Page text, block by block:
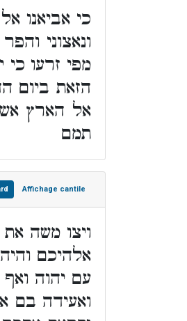
כי אביאנו
ונאצוני
מפי זרעו
הזאת ביום
אל הארץ
תמם
Affichage cantile
ויצו משה
אלהיכם
עם יהוה
ואעידה בם